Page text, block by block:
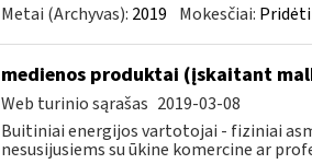
Metai (Archyvas): 2019 Mokesčiai:
medienos produktai (įskaitant
Web turinio sąrašas 2019-03-08
Buitiniai energijos vartotojai - fiziniai
nesusijusiems su ūkine komercine ar